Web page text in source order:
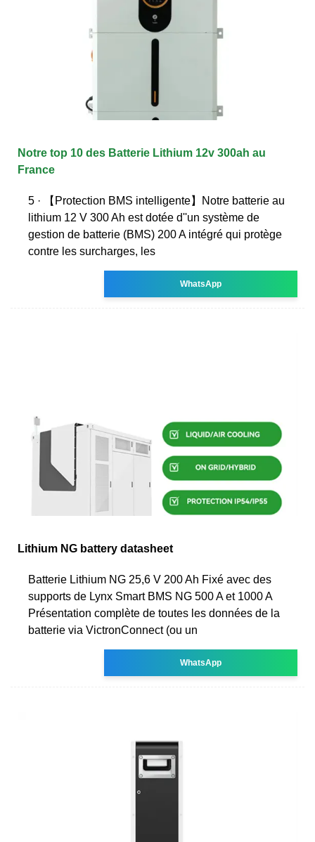
Notre top 10 des Batterie Lithium 12v 300ah au
France
5 · 【Protection BMS intelligente】Notre batterie au
lithium 12 V 300 Ah est dotée d''un système de
gestion de batterie (BMS) 200 A intégré qui protège
contre les surcharges, les
WhatsApp
Lithium NG battery datasheet
Batterie Lithium NG 25,6 V 200 Ah Fixé avec des
supports de Lynx Smart BMS NG 500 A et 1000 A
Présentation complète de toutes les données de la
batterie via VictronConnect (ou un
WhatsApp